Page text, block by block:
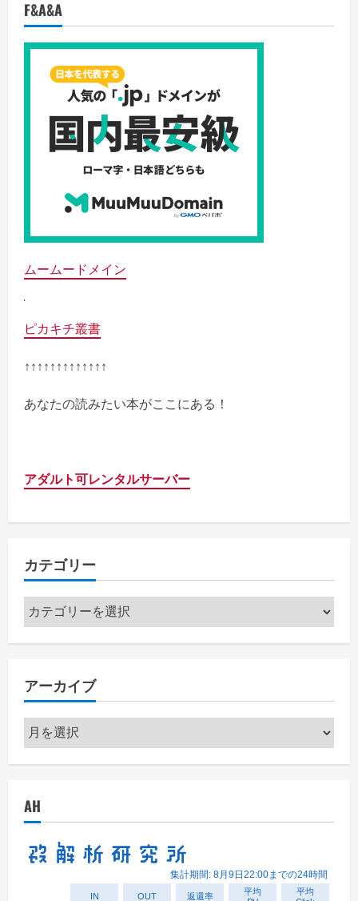
F&A&A
ムームードメイン
ピカキチ叢書
↑↑↑↑↑↑↑↑↑↑↑↑↑
あなたの読みたい本がここにある！
アダルト可レンタルサーバー
カテゴリー
カ
テ
ゴ
ー
アーカイブ
ア
ー
カ
ブ
AH